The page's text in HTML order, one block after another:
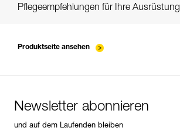
verif-EPI-MAESTRO-suivi_DE
Pflegeempfehlungen für Ihre Ausrüstung
Produktseite ansehen
Newsletter abonnieren
und auf dem Laufenden bleiben